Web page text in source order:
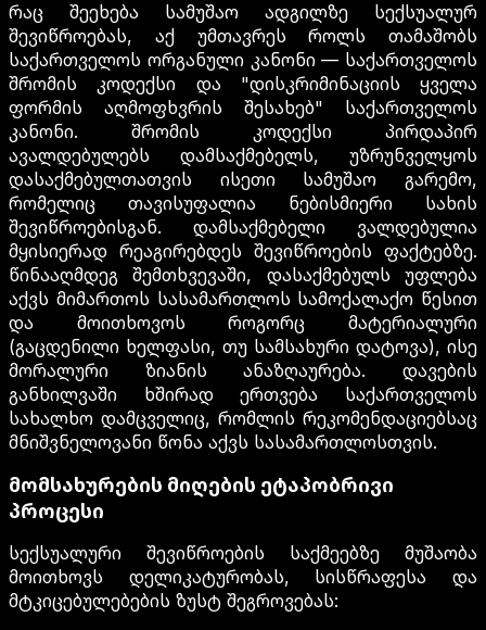
რაც შეეხება სამუშაო ადგილზე სექსუალურ
შევიწროებას, აქ უმთავრეს როლს თამაშობს
საქართველოს ორგანული კანონი — საქართველოს
შრომის კოდექსი და "დისკრიმინაციის ყველა
ფორმის აღმოფხვრის შესახებ" საქართველოს
კანონი. შრომის კოდექსი პირდაპირ
ავალდებულებს დამსაქმებელს, უზრუნველყოს
დასაქმებულთათვის ისეთი სამუშაო გარემო,
რომელიც თავისუფალია ნებისმიერი სახის
შევიწროებისგან. დამსაქმებელი ვალდებულია
მყისიერად რეაგირებდეს შევიწროების ფაქტებზე.
წინააღმდეგ შემთხვევაში, დასაქმებულს უფლება
აქვს მიმართოს სასამართლოს სამოქალაქო წესით
და მოითხოვოს როგორც მატერიალური
(გაცდენილი ხელფასი, თუ სამსახური დატოვა), ისე
მორალური ზიანის ანაზღაურება. დავების
განხილვაში ხშირად ერთვება საქართველოს
სახალხო დამცველიც, რომლის რეკომენდაციებსაც
მნიშვნელოვანი წონა აქვს სასამართლოსთვის.
მომსახურების მიღების ეტაპობრივი
პროცესი
სექსუალური შევიწროების საქმეებზე მუშაობა
მოითხოვს დელიკატურობას, სისწრაფესა და
მტკიცებულებების ზუსტ შეგროვებას: